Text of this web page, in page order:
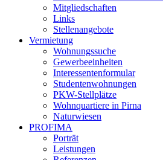
Mitgliedschaften
Links
Stellenangebote
Vermietung
Wohnungssuche
Gewerbeeinheiten
Interessentenformular
Studentenwohnungen
PKW-Stellplätze
Wohnquartiere in Pirna
Naturwiesen
PROFIMA
Porträt
Leistungen